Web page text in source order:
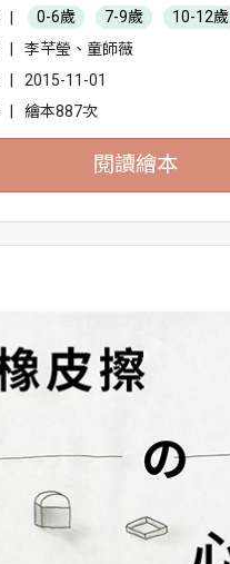
| 0-6歲 7-9歲
10-12歲
|
李芊瑩、童師薇
|
2015-11-01
| 繪本887次
閱讀繪本